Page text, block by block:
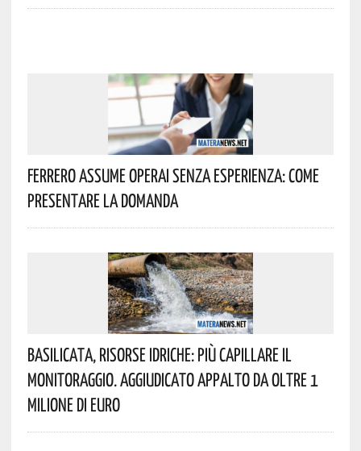
Ferrero Assume Operai Senza Esperienza: Come
Presentare La Domanda
Basilicata, Risorse Idriche: Più Capillare Il
Monitoraggio. Aggiudicato Appalto Da Oltre 1
Milione Di Euro